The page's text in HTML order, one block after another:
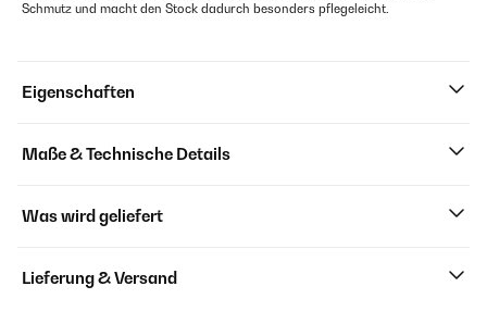
Schmutz und macht den Stock dadurch besonders pflegeleicht.
Eigenschaften
Maße & Technische Details
Was wird geliefert
Lieferung & Versand